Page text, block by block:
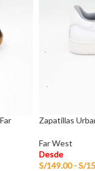
Zapatillas
Far West
Desde
S/149.00 -S/